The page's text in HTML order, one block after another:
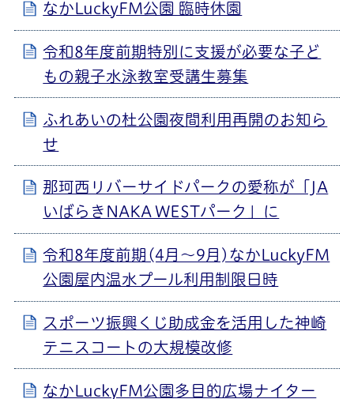
なかLuckyFM公園 臨時休園
令和8年度前期特別に支援が必要な子ど
もの親子水泳教室受講生募集
ふれあいの杜公園夜間利用再開のお知ら
せ
那珂西リバーサイドパークの愛称が「JA
いばらきNAKA WESTパーク」に
令和8年度前期(4月～9月)なかLuckyFM
公園屋内温水プール利用制限日時
スポーツ振興くじ助成金を活用した神崎
テニスコートの大規模改修
なかLuckyFM公園多目的広場ナイター